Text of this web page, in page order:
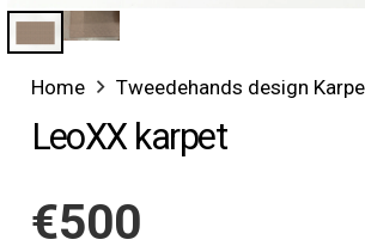
Home Tweedehands design
LeoXX karpet
€500